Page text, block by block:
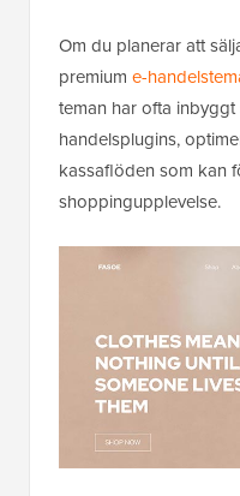
Om du planerar att
premium e-
teman har ofta
handelsplugins,
kassaflöden som kan
shoppingupplevelse.